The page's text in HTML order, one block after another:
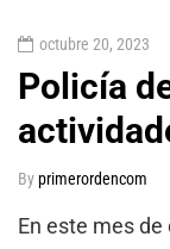
octubre 20, 2023
Policía
Byprimerordencom
En este mes